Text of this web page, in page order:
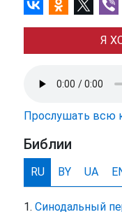
Я
Прослушать всю
Библии
RU BY UA
Синодальный